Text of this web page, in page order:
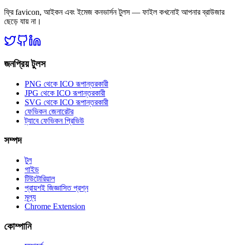
ফ্রি favicon, আইকন এবং ইমেজ কনভার্সন টুলস — ফাইল কখনোই আপনার ব্রাউজার
ছেড়ে যায় না।
জনপ্রিয় টুলস
PNG থেকে ICO রূপান্তরকারী
JPG থেকে ICO রূপান্তরকারী
SVG থেকে ICO রূপান্তরকারী
ফেভিকন জেনারেটর
ট্যাবে ফেভিকন প্রিভিউ
সম্পদ
টুল
গাইড
টিউটোরিয়াল
প্রায়শই জিজ্ঞাসিত প্রশ্ন
মূল্য
Chrome Extension
কোম্পানি